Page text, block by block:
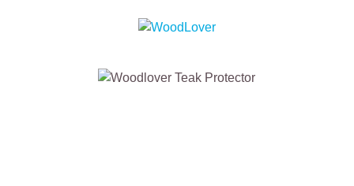
Ignorer la galerie d'images